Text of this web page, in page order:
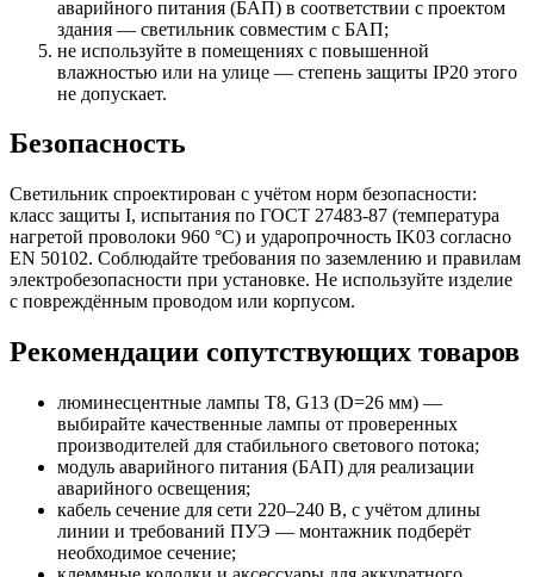
аварийного питания (БАП) в соответствии с проектом
здания — светильник совместим с БАП;
не используйте в помещениях с повышенной
влажностью или на улице — степень защиты IP20 этого
не допускает.
Безопасность
Светильник спроектирован с учётом норм безопасности:
класс защиты I, испытания по ГОСТ 27483-87 (температура
нагретой проволоки 960 °C) и ударопрочность IK03 согласно
EN 50102. Соблюдайте требования по заземлению и правилам
электробезопасности при установке. Не используйте изделие
с повреждённым проводом или корпусом.
Рекомендации сопутствующих товаров
люминесцентные лампы T8, G13 (D=26 мм) —
выбирайте качественные лампы от проверенных
производителей для стабильного светового потока;
модуль аварийного питания (БАП) для реализации
аварийного освещения;
кабель сечение для сети 220–240 В, с учётом длины
линии и требований ПУЭ — монтажник подберёт
необходимое сечение;